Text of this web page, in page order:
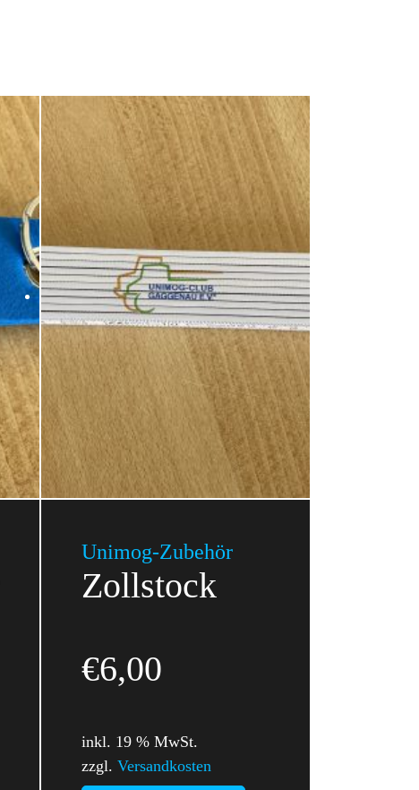
Unimog-Zubehör
Zollstock
€6,00
inkl. 19 % MwSt.
zzgl. Versandkosten